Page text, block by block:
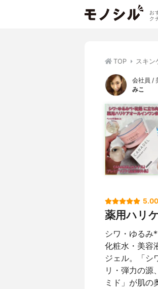
お
ク
TOP スキン
会社員 /
みこ
5.00
薬用ハリ
シワ・ゆるみ
化粧水・美容
ジェル。「シ
リ・弾力の源
ミド」が肌